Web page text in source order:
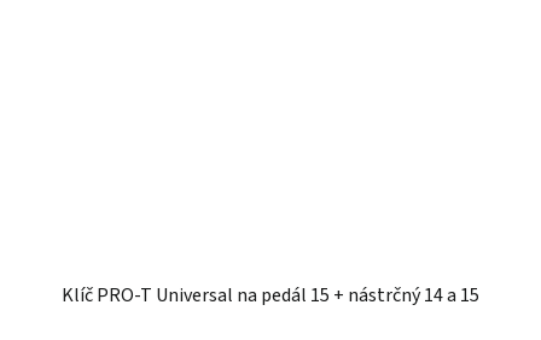
Klíč PRO-T Universal na pedál 15 + nástrčný 14 a 15